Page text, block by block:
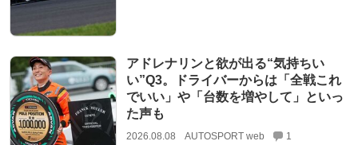
アドレナリンと欲が出る“気持ちい
い”Q3。ドライバーからは「全戦これ
でいい」や「台数を増やして」といっ
た声も
2026.08.08 AUTOSPORT web 1